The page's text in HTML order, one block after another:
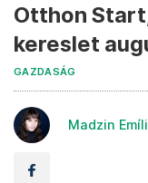
Otthon
kereslet
GAZDASÁG
Madzin